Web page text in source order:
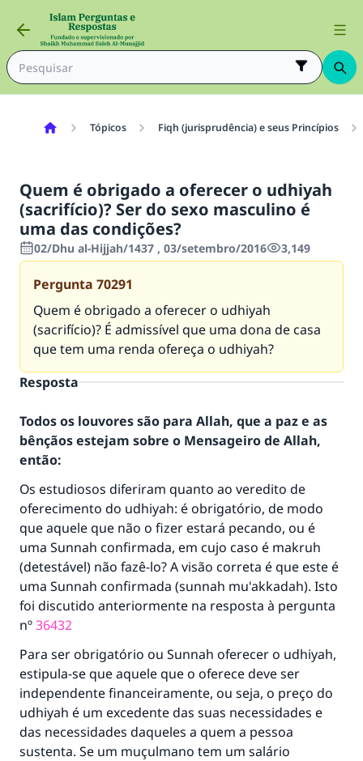
Tópicos Fiqh (jurisprudência) e seus Princípios
Quem é obrigado a oferecer o udhiyah
(sacrifício)? Ser do sexo masculino é
uma das condições?
02/Dhu al-Hijjah/1437 , 03/setembro/2016 3,149
Pergunta 70291
Quem é obrigado a oferecer o udhiyah
(sacrifício)? É admissível que uma dona de casa
que tem uma renda ofereça o udhiyah?
Resposta
Todos os louvores são para Allah, que a paz e as
bênçãos estejam sobre o Mensageiro de Allah,
então:
Os estudiosos diferiram quanto ao veredito de
oferecimento do udhiyah: é obrigatório, de modo
que aquele que não o fizer estará pecando, ou é
uma Sunnah confirmada, em cujo caso é makruh
(detestável) não fazê-lo? A visão correta é que este é
uma Sunnah confirmada (sunnah mu'akkadah). Isto
foi discutido anteriormente na resposta à pergunta
nº36432
Para ser obrigatório ou Sunnah oferecer o udhiyah,
estipula-se que aquele que o oferece deve ser
independente financeiramente, ou seja, o preço do
udhiyah é um excedente das suas necessidades e
das necessidades daqueles a quem a pessoa
sustenta. Se um muçulmano tem um salário